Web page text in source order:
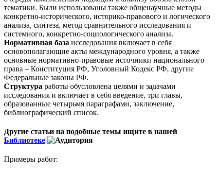
тематики. Были использованы также общенаучные методы
конкретно-исторического, историко-правового и логического
анализа, синтеза, метод сравнительного исследования и
системного, конкретно-социологического анализа.
Нормативная база исследования включает в себя
основополагающие акты международного уровня, а также
основные нормативно-правовые источники национального
права – Конституция РФ, Уголовный Кодекс РФ, другие
Федеральные законы РФ.
Структура работы обусловлена целями и задачами
исследования и включает в себя введение, три главы,
образованные четырьмя параграфами, заключение,
библиографический список.
Другие статьи на подобные темы ищите в нашей
Библиотеке
Примеры работ: